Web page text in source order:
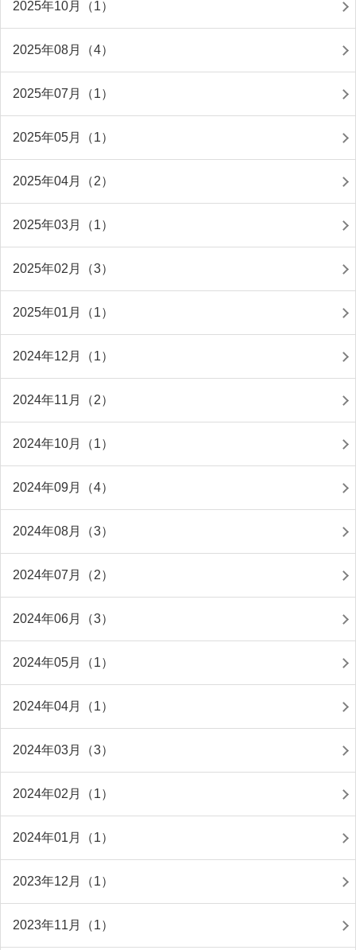
2025年10月（1）
2025年08月（4）
2025年07月（1）
2025年05月（1）
2025年04月（2）
2025年03月（1）
2025年02月（3）
2025年01月（1）
2024年12月（1）
2024年11月（2）
2024年10月（1）
2024年09月（4）
2024年08月（3）
2024年07月（2）
2024年06月（3）
2024年05月（1）
2024年04月（1）
2024年03月（3）
2024年02月（1）
2024年01月（1）
2023年12月（1）
2023年11月（1）